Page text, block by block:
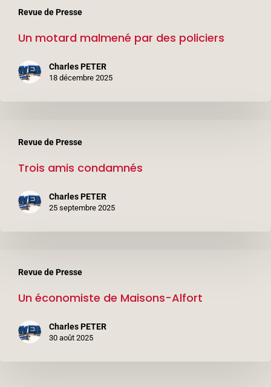
Revue de Presse
motard
malmené
Un motard malmené par des policiers
Charles PETER
18 décembre 2025
Revue de Presse
amis
condamnés
Trois amis condamnés
Charles PETER
25 septembre 2025
Revue de Presse
économiste
Alfort
Un économiste de Maisons-Alfort
Charles PETER
30 août 2025